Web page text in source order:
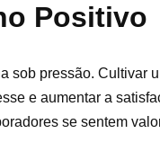
Positivo
sob pressão. Cultivar
e aumentar a
se sentem